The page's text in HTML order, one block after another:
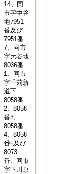
14、同
市字中谷
地7951
番及び
7951番
7、同市
字大谷地
8036番
1、同市
字千苅新
道下
8058番
2、8058
番3、
8058番
4、8058
番5及び
8073
番、同市
字下川原